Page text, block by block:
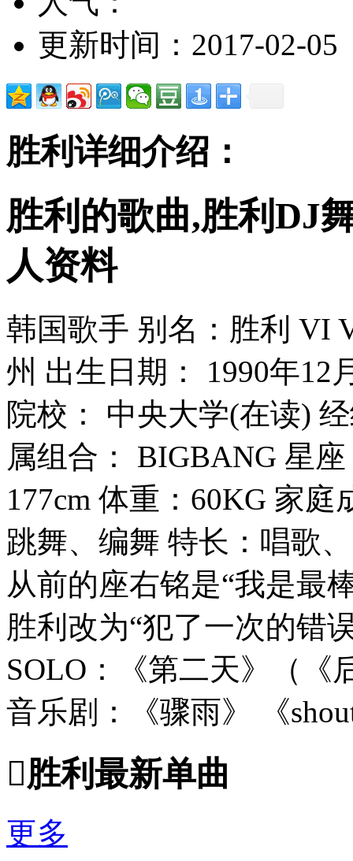
更新时间：2017-02-05
胜利详细介绍：
胜利的歌曲,胜利DJ
人资料
韩国歌手 别名：胜利 VI
州 出生日期： 1990年12
院校： 中央大学(在读)
属组合： BIGBANG 星
177cm 体重：60KG 家
跳舞、编舞 特长：唱歌
从前的座右铭是“我是最
胜利改为“犯了一次的错
SOLO：《第二天》（《
音乐剧：《骤雨》 《
胜利最新单曲
更多